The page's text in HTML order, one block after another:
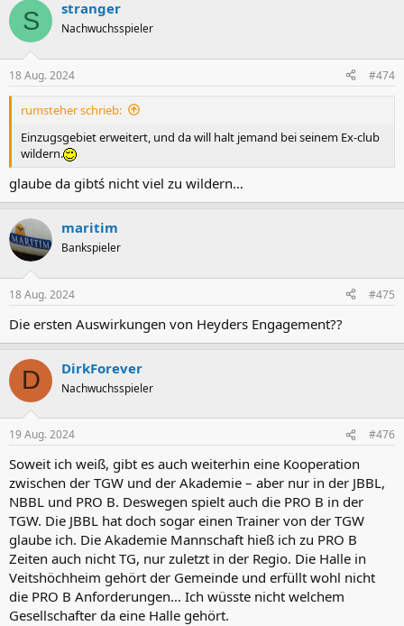
S stranger
Nachwuchsspieler
18 Aug. 2024 #474
rumsteher schrieb:
Einzugsgebiet erweitert, und da will halt jemand bei seinem Ex-club
wildern.
glaube da gibtś nicht viel zu wildern…
maritim
Bankspieler
18 Aug. 2024 #475
Die ersten Auswirkungen von Heyders Engagement??
D DirkForever
Nachwuchsspieler
19 Aug. 2024 #476
Soweit ich weiß, gibt es auch weiterhin eine Kooperation
zwischen der TGW und der Akademie – aber nur in der JBBL,
NBBL und PRO B. Deswegen spielt auch die PRO B in der
TGW. Die JBBL hat doch sogar einen Trainer von der TGW
glaube ich. Die Akademie Mannschaft hieß ich zu PRO B
Zeiten auch nicht TG, nur zuletzt in der Regio. Die Halle in
Veitshöchheim gehört der Gemeinde und erfüllt wohl nicht
die PRO B Anforderungen… Ich wüsste nicht welchem
Gesellschafter da eine Halle gehört.